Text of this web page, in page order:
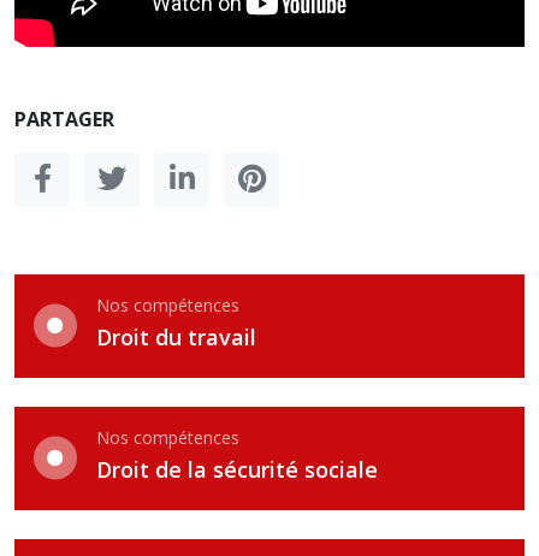
PARTAGER
Nos compétences
Droit du travail
Nos compétences
Droit de la sécurité sociale